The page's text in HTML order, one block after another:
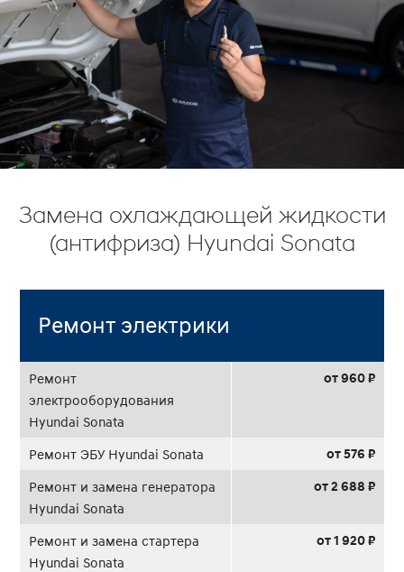
Замена охлаждающей жидкости
(антифриза) Hyundai Sonata
Ремонт электрики
Ремонт
электрооборудования
Hyundai Sonata
от 960 ₽
Ремонт ЭБУ Hyundai Sonata от 576 ₽
Ремонт и замена генератора
Hyundai Sonata
от 2 688 ₽
Ремонт и замена стартера
Hyundai Sonata
от 1 920 ₽